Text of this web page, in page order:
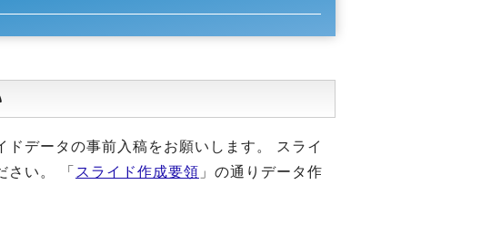
データの事前入稿をお願いします。 スライ
さい。 「 スライド作成要領 」の通りデータ作